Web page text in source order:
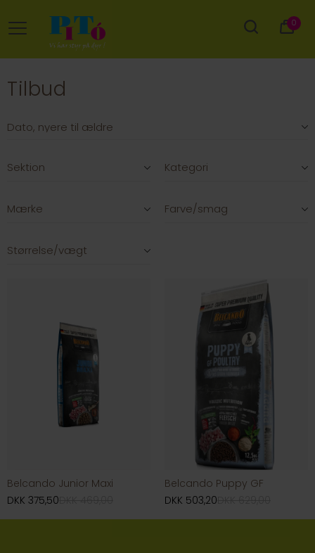
0
Tilbud
Sektion Kategori
Mærke Farve/smag
Størrelse/vægt
Belcando Junior Maxi
DKK 375,50
Belcando Puppy GF
DKK 503,20